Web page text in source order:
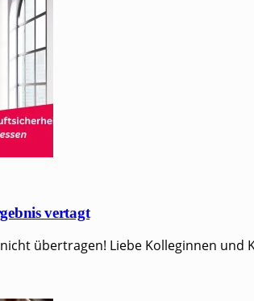
vertagt
übertragen! Lie­be Kol­le­gin­nen